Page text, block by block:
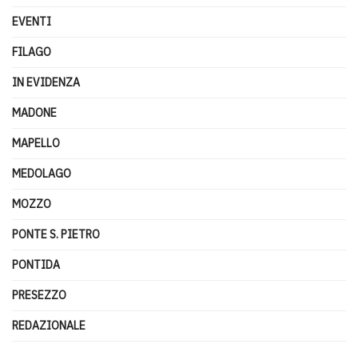
EVENTI
FILAGO
IN EVIDENZA
MADONE
MAPELLO
MEDOLAGO
MOZZO
PONTE S. PIETRO
PONTIDA
PRESEZZO
REDAZIONALE